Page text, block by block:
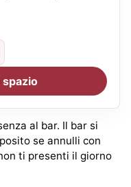
al bar. Il bar si
se annulli con
ti presenti il giorno